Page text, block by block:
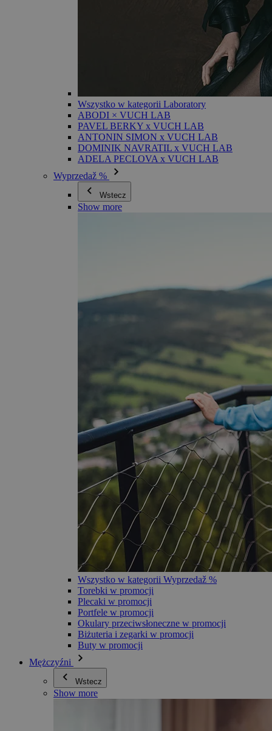
Wszystko w kategorii Laboratory
ABODI × VUCH LAB
PAVEL BERKY x VUCH LAB
ANTONIN SIMON x VUCH LAB
DOMINIK NAVRATIL x VUCH LAB
ADELA PECLOVA x VUCH LAB
Wyprzedaž %
Wstecz
Show more
Wszystko w kategorii Wyprzedaž %
Torebki w promocji
Plecaki w promocji
Portfele w promocji
Okulary przeciwsłoneczne w promocji
Biżuteria i zegarki w promocji
Buty w promocji
Mężczyźni
Wstecz
Show more